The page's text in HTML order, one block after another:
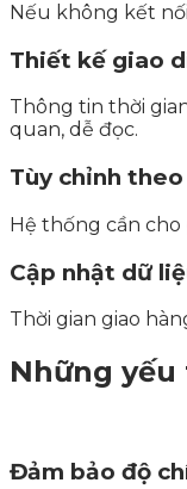
Nếu không kết
Thiết kế giao
Thông tin thời
quan, dễ đọc.
Tùy chỉnh
Hệ thống cần
Cập nhật dữ
Thời gian giao
Những
Đảm bảo độ